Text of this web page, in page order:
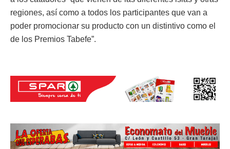
regiones, así como a todos los participantes que van a
poder promocionar su producto con un distintivo como el
de los Premios Tabefe”.